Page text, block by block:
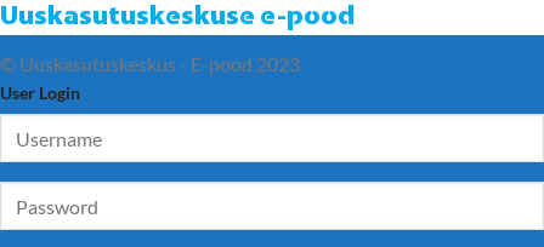
Uuskasutuskeskuse e-pood
© Uuskasutuskeskus - E-pood 2023
User Login